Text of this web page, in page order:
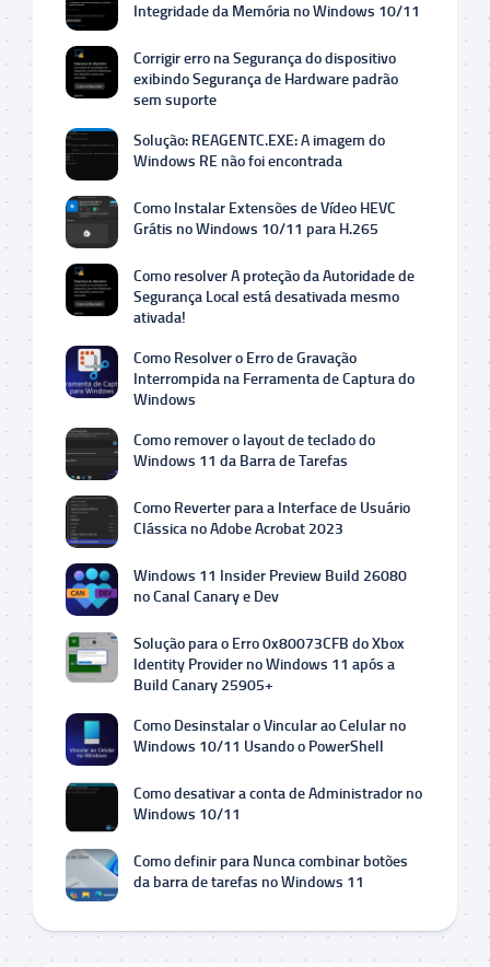
Integridade da Memória no Windows 10/11
Corrigir erro na Segurança do dispositivo
exibindo Segurança de Hardware padrão
sem suporte
Solução: REAGENTC.EXE: A imagem do
Windows RE não foi encontrada
Como Instalar Extensões de Vídeo HEVC
Grátis no Windows 10/11 para H.265
Como resolver A proteção da Autoridade de
Segurança Local está desativada mesmo
ativada!
Como Resolver o Erro de Gravação
Interrompida na Ferramenta de Captura do
Windows
Como remover o layout de teclado do
Windows 11 da Barra de Tarefas
Como Reverter para a Interface de Usuário
Clássica no Adobe Acrobat 2023
Windows 11 Insider Preview Build 26080
no Canal Canary e Dev
Solução para o Erro 0x80073CFB do Xbox
Identity Provider no Windows 11 após a
Build Canary 25905+
Como Desinstalar o Vincular ao Celular no
Windows 10/11 Usando o PowerShell
Como desativar a conta de Administrador no
Windows 10/11
Como definir para Nunca combinar botões
da barra de tarefas no Windows 11